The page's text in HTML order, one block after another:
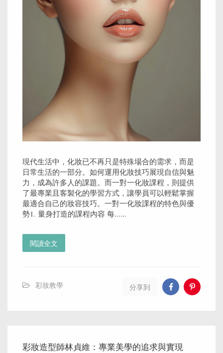
現代生活中，化妝已不再只是特殊場合的需求，而是
日常生活的一部分。如何運用化妝技巧展現自信與魅
力，成為許多人的課題。而一對一化妝課程，則提供
了最專業且客製化的學習方式，讓學員可以輕鬆掌握
最適合自己的妝容技巧。一對一化妝課程的特色與優
勢1. 量身打造的課程內容 每......
閱讀全文
彩妝教學 分享到
彩妝造型師林貞維：專業美學的追求與實現